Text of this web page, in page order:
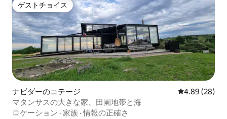
ゲストチョイス
ゲストチョイス
ナビダーのコテージ レビュー28
4.89 (28)
マタンサスの大きな家、田園地帯と海
ロケーション · 家族 ·情報の正確さ